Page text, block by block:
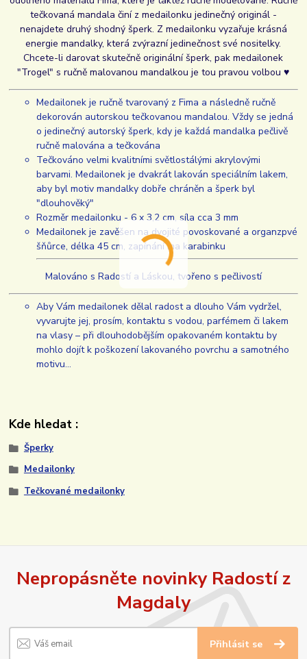
tečkovaná mandala činí z medailonku jedinečný originál -
nenajdete druhý shodný šperk. Z medailonku vyzařuje krásná
energie mandalky, která zvýrazní jedinečnost své nositelky.
Chcete-li darovat skutečně originální šperk, pak medailonek
"Trogel" s ručně malovanou mandalkou je tou pravou volbou ♥
Medailonek je ručně tvarovaný z Fima a následně ručně
dekorován autorskou tečkovanou mandalou. Vždy se jedná
o jedinečný autorský šperk, kdy je každá mandalka pečlivě
ručně malována a tečkována
Tečkováno velmi kvalitními světlostálými akrylovými
barvami. Medailonek je dvakrát lakován speciálním lakem,
aby byl motiv mandalky dobře chráněn a šperk byl
"dlouhověký"
Rozměr medailonku - 6 x 3,2 cm, síla cca 3 mm
Medailonek je zavěšen na dvojité povoskované a organzpvé
šňůrce, délka 45 cm, zapínání ma karabinku
Malováno s Radostí a Láskou, tvořeno s pečlivostí
Aby Vám medailonek dělal radost a dlouho Vám vydržel,
vyvarujte jej, prosím, kontaktu s vodou, parfémem či lakem
na vlasy – při dlouhodobějším opakovaném kontaktu by
mohlo dojít k poškození lakovaného povrchu a samotného
motivu…
Kde hledat :
Šperky
Medailonky
Tečkované medailonky
Nepropásněte novinky Radostí z
Magdaly
Přihlásit se